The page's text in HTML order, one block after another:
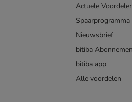
Actuele
Spaarprogramma
Nieuwsbrief
bitiba
bitiba app
Alle voordelen